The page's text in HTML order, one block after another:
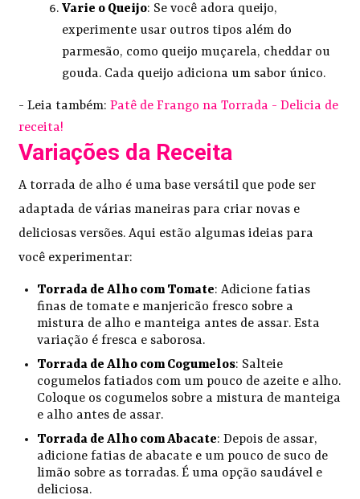
Varie o Queijo: Se você adora queijo,
experimente usar outros tipos além do
parmesão, como queijo muçarela, cheddar ou
gouda. Cada queijo adiciona um sabor único.
- Leia também:Patê de Frango na Torrada - Delicia de
receita!
Variações da Receita
A torrada de alho é uma base versátil que pode ser
adaptada de várias maneiras para criar novas e
deliciosas versões. Aqui estão algumas ideias para
você experimentar:
Torrada de Alho com Tomate: Adicione fatias
finas de tomate e manjericão fresco sobre a
mistura de alho e manteiga antes de assar. Esta
variação é fresca e saborosa.
Torrada de Alho com Cogumelos: Salteie
cogumelos fatiados com um pouco de azeite e alho.
Coloque os cogumelos sobre a mistura de manteiga
e alho antes de assar.
Torrada de Alho com Abacate: Depois de assar,
adicione fatias de abacate e um pouco de suco de
limão sobre as torradas. É uma opção saudável e
deliciosa.